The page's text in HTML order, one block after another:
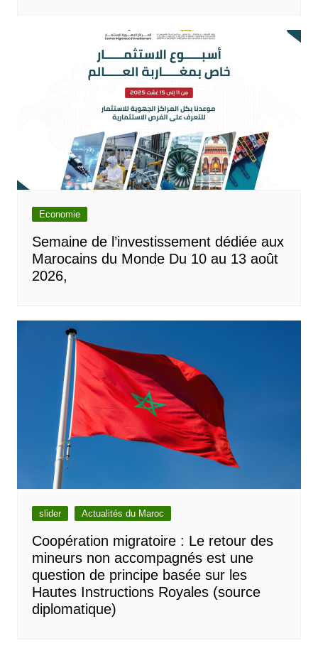
Economie
Semaine de l’investissement dédiée aux
Marocains du Monde Du 10 au 13 août
2026,
slider Actualités du Maroc
Coopération migratoire : Le retour des
mineurs non accompagnés est une
question de principe basée sur les
Hautes Instructions Royales (source
diplomatique)